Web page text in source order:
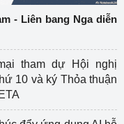
- Liên bang Nga diễn
tham dự Hội nghị
10 và ký Thỏa thuận